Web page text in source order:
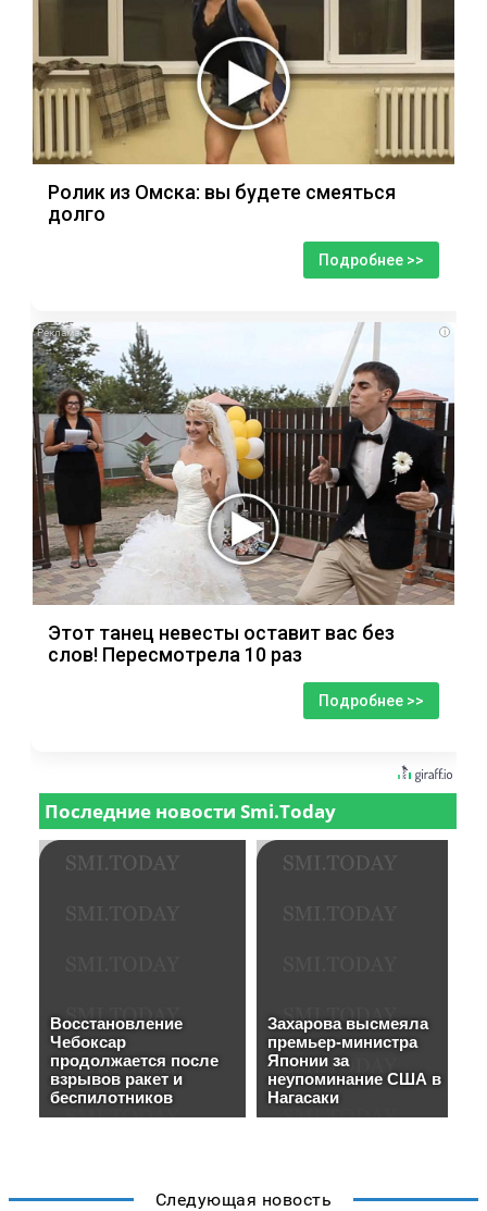
Ролик из Омска: вы будете смеяться
долго
Подробнее >>
i
Этот танец невесты оставит вас без
слов! Пересмотрела 10 раз
Подробнее >>
Следующая новость